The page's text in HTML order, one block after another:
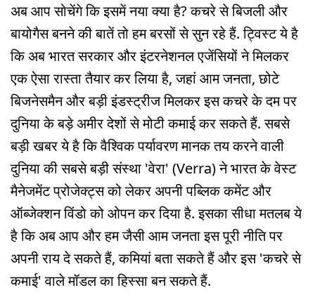
अब आप सोचेंगे कि इसमें नया क्या है? कचरे से बिजली और
बायोगैस बनने की बातें तो हम बरसों से सुन रहे हैं. ट्विस्ट ये है
कि अब भारत सरकार और इंटरनेशनल एजेंसियों ने मिलकर
एक ऐसा रास्ता तैयार कर लिया है, जहां आम जनता, छोटे
बिजनेसमैन और बड़ी इंडस्ट्रीज मिलकर इस कचरे के दम पर
दुनिया के बड़े अमीर देशों से मोटी कमाई कर सकते हैं. सबसे
बड़ी खबर ये है कि वैश्विक पर्यावरण मानक तय करने वाली
दुनिया की सबसे बड़ी संस्था 'वेरा' (Verra) ने भारत के वेस्ट
मैनेजमेंट प्रोजेक्ट्स को लेकर अपनी पब्लिक कमेंट और
ऑब्जेक्शन विंडो को ओपन कर दिया है. इसका सीधा मतलब ये
है कि अब आप और हम जैसी आम जनता इस पूरी नीति पर
अपनी राय दे सकते हैं, कमियां बता सकते हैं और इस 'कचरे से
कमाई' वाले मॉडल का हिस्सा बन सकते हैं.